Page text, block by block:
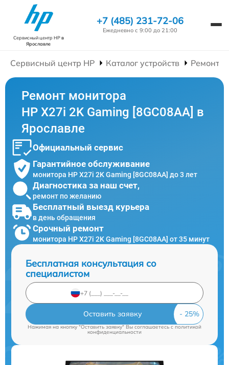
Сервисный центр HPв
Ярославле
+7 (485) 231-72-06
Ежедневно с 9:00 до 21:00
Сервисный центр HP Каталог устройств Ремонт
Ремонт монитора
HP X27i 2K Gaming [8GC08AA] в
Ярославле
Официальный сервис
Гарантийное обслуживание
монитора HP X27i 2K Gaming [8GC08AA] до 3 лет
Диагностика за наш счет,
ремонт по желанию
Бесплатный выезд курьера
в день обращения
Срочный ремонт
монитора HP X27i 2K Gaming [8GC08AA] от 35 минут
Бесплатная консультация со
специалистом
Оставить заявку
Нажимая на кнопку "Оставить заявку" Вы соглашаетесь cполитикой
конфиденциальности